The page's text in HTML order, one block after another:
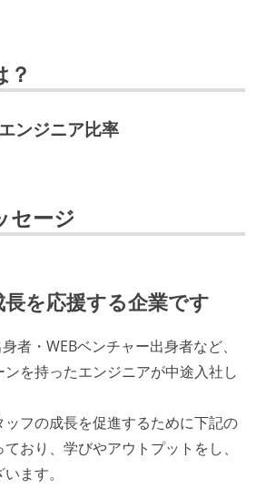
られている
準じる、技術やワークフローの標準
営に参加している
・指名を受けるようなエンジニア
に外部のイベントやカンファレン
るための社内勉強会が定期開催さ
に参加している
術の良し悪しをメンバーがよく会話
？
ンジニア比率
セージ
を応援する企業です
者・WEBベンチャー出身者など、
を持ったエンジニアが中途入社し
フの成長を促進するために下記の
おり、学びやアウトプットをし、
ます。